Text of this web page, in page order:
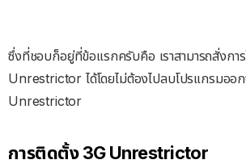
ซึ่งที่ชอบก็อยู่ที่ข้อแรกครับคือ เราสามารถสั่งกา
Unrestrictor ได้โดยไม่ต้องไปลบโปรแกรมออ
Unrestrictor
การติดตั้ง 3G Unrestrictor